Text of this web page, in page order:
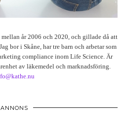
år 2006 och 2020, och gillade då att
bor i Skåne, har tre barn och arbetar som
compliance inom Life Science. Är
av läkemedel och marknadsföring.
ANNONS